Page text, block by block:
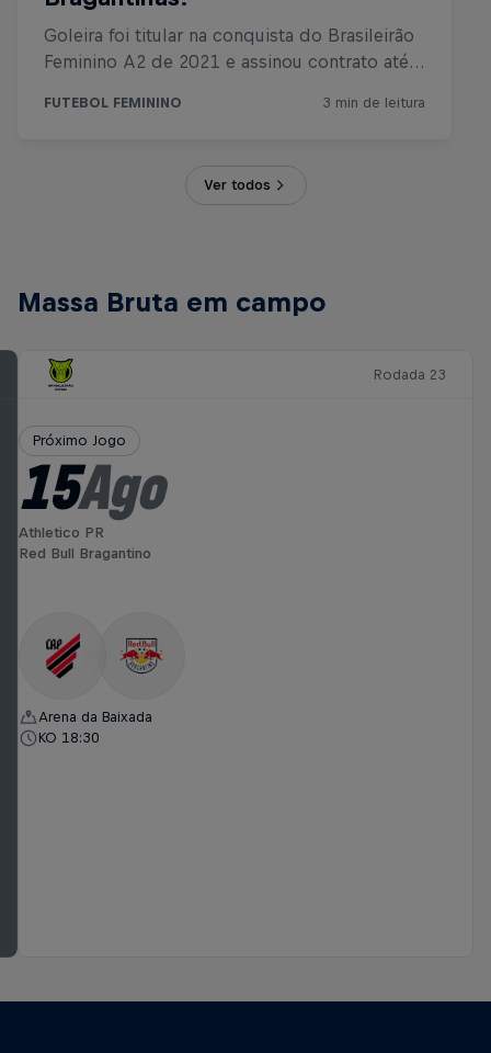
Ver todos
Massa Bruta em campo
Rodada 23
Próximo Jogo
15Ago
Athletico PR
Red Bull Bragantino
Arena da Baixada
KO 18:30